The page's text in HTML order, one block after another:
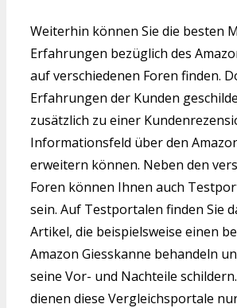
Weiterhin können Sie die besten
Erfahrungen bezüglich des
auf verschiedenen Foren finden.
Erfahrungen der Kunden
zusätzlich zu einer
Informationsfeld über den
erweitern können. Neben den
Foren können Ihnen auch
sein. Auf Testportalen finden Sie
Artikel, die beispielsweise einen
Amazon Giesskanne behandeln
seine Vor- und Nachteile
dienen diese Vergleichsportale